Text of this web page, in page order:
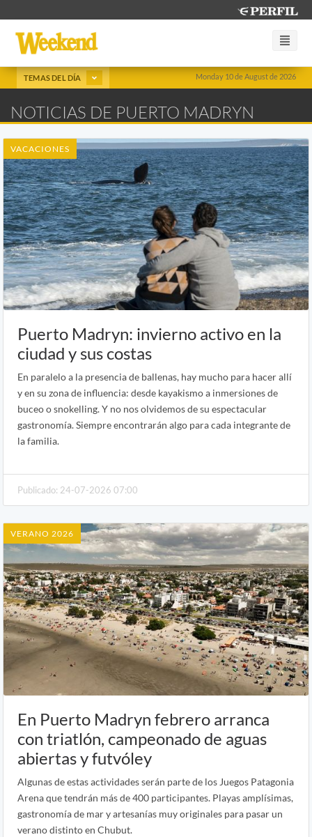
Monday 10 de August de 2026
TEMAS DEL DÍA
NOTICIAS DE PUERTO MADRYN
VACACIONES
Puerto Madryn: invierno activo en la
ciudad y sus costas
En paralelo a la presencia de ballenas, hay mucho para hacer allí
y en su zona de influencia: desde kayakismo a inmersiones de
buceo o snokelling. Y no nos olvidemos de su espectacular
gastronomía. Siempre encontrarán algo para cada integrante de
la familia.
Publicado: 24-07-2026 07:00
VERANO 2026
En Puerto Madryn febrero arranca
con triatlón, campeonado de aguas
abiertas y futvóley
Algunas de estas actividades serán parte de los Juegos Patagonia
Arena que tendrán más de 400 participantes. Playas amplísimas,
gastronomía de mar y artesanías muy originales para pasar un
verano distinto en Chubut.